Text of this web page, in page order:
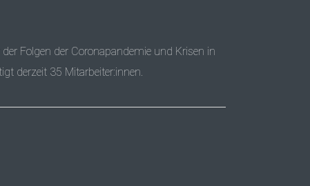
Folgen der Coronapandemie und Krisen in
derzeit 35 Mitarbeiter:innen.